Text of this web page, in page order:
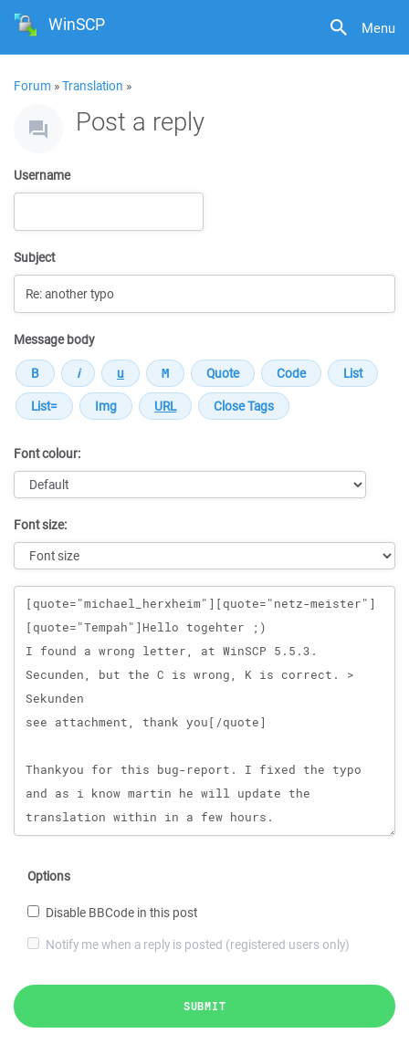
Menu
WinSCP
Forum »Translation »
Post a reply
Username
Subject
Message body
Font colour:
Font size:
Message
Options
Disable BBCode in this post
Notify me when a reply is posted (registered users only)
SUBMIT